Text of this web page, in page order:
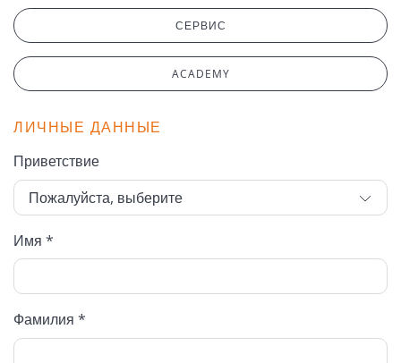
СЕРВИС
ACADEMY
ЛИЧНЫЕ ДАННЫЕ
Приветствие
Имя *
Фамилия *